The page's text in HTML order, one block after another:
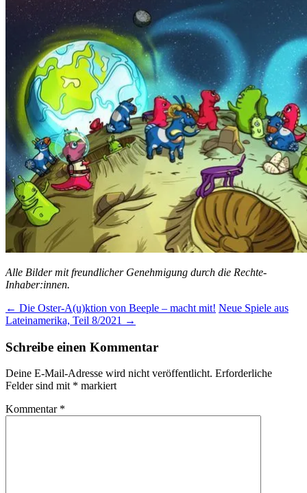
Alle Bilder mit freundlicher Genehmigung durch die Rechte-
Inhaber:innen.
Beitragsnavigation
← Die Oster-A(u)ktion von Beeple – macht mit! Neue Spiele aus
Lateinamerika, Teil 8/2021 →
Schreibe einen Kommentar
Deine E-Mail-Adresse wird nicht veröffentlicht. Erforderliche
Felder sind mit * markiert
Kommentar *